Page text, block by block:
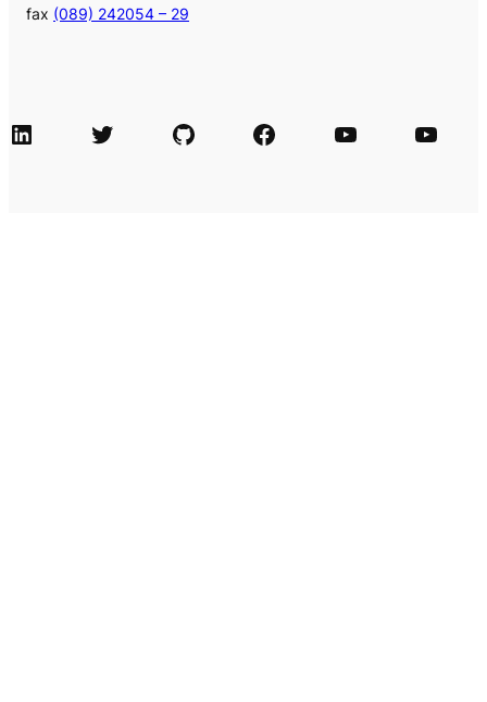
fax (089) 242054 – 29
LinkedIn Twitter GitHub Facebook Agile Videos Tech-Videos